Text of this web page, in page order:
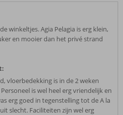
winkeltjes. Agia Pelagia is erg klein,
en mooier dan het privé strand
vloerbedekking is in de 2 weken
is wel heel erg vriendelijk en
erg goed in tegenstelling tot de A la
slecht. Faciliteiten zijn wel erg